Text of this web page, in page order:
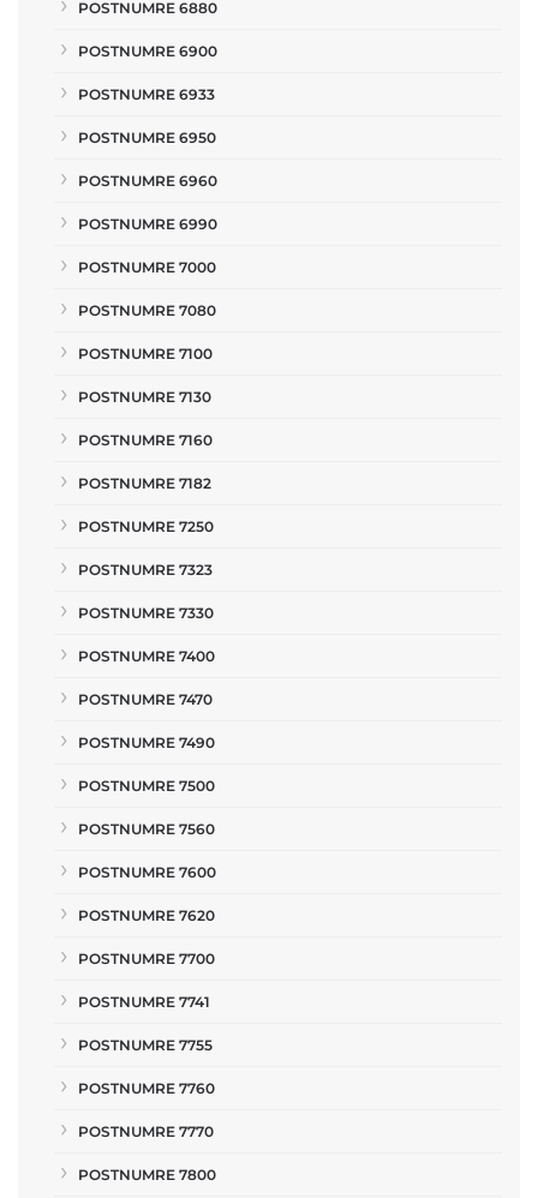
POSTNUMRE 6880
POSTNUMRE 6900
POSTNUMRE 6933
POSTNUMRE 6950
POSTNUMRE 6960
POSTNUMRE 6990
POSTNUMRE 7000
POSTNUMRE 7080
POSTNUMRE 7100
POSTNUMRE 7130
POSTNUMRE 7160
POSTNUMRE 7182
POSTNUMRE 7250
POSTNUMRE 7323
POSTNUMRE 7330
POSTNUMRE 7400
POSTNUMRE 7470
POSTNUMRE 7490
POSTNUMRE 7500
POSTNUMRE 7560
POSTNUMRE 7600
POSTNUMRE 7620
POSTNUMRE 7700
POSTNUMRE 7741
POSTNUMRE 7755
POSTNUMRE 7760
POSTNUMRE 7770
POSTNUMRE 7800